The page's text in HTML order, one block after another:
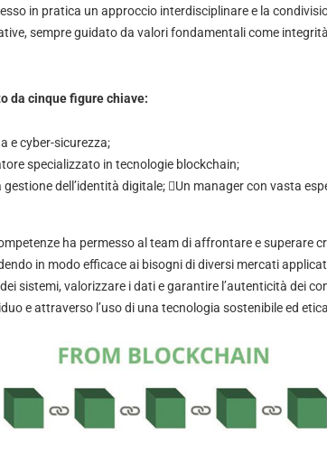
in pratica un approccio interdisciplinare e la
sempre guidato da valori fondamentali come
da cinque figure chiave:
e cyber-sicurezza;
specializzato in tecnologie blockchain;
dell’identità digitale; 􀀗Un manager con vasta
ha permesso al team di affrontare e superare
in modo efficace ai bisogni di diversi mercati
sistemi, valorizzare i dati e garantire l’autenticità dei
e attraverso l’uso di una tecnologia sostenibile ed